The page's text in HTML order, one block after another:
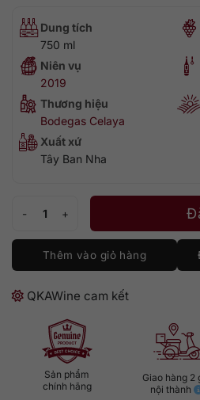
Dung tích
750 ml
Niên vụ
2019
Thương hiệu
Bodegas Celaya
Xuất xứ
Tây Ban Nha
Bayanegra Semi Sweet Red số lượng
Thêm vào giỏ hàng
QKAWine cam kết
Sản phẩm
chính hãng
Giao hàng 2
nội thành